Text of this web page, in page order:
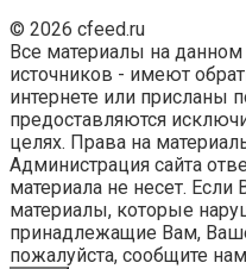
© 2026 cfeed.ru
Все материалы на
источников - имеют
интернете или присланы
предоставляются
целях. Права на
Администрация сайта
материала не несет.
материалы, которые
принадлежащие Вам,
пожалуйста, сообщите